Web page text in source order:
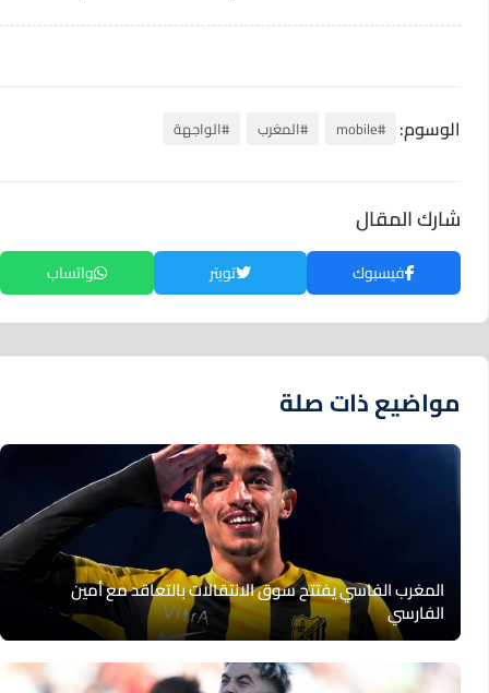
الوسوم: #mobile #المغرب #الواجهة
شارك المقال
فيسبوك تويتر واتساب
مواضيع ذات صلة
المغرب الفاسي يفتتح سوق الانتقالات بالتعاقد مع أمين
الفارسي